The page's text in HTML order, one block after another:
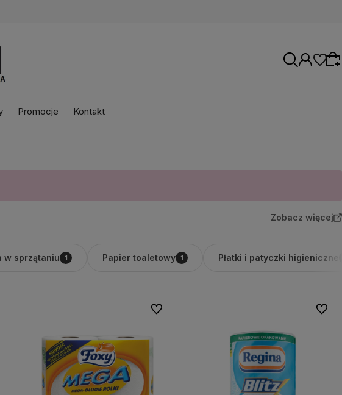
Promocje Kontakt
Zobacz więcej
w sprzątaniu 1 Papier toaletowy 1 Płatki i patyczki higieniczne
Do ulubionych Do